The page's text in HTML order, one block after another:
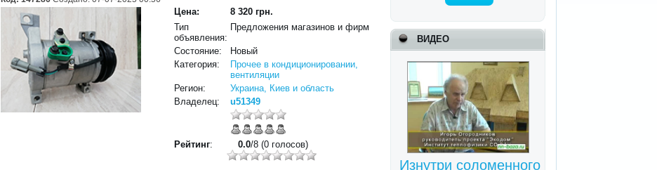
ВИДЕО
Изнутри соломенного
Цена:
8 320 грн.
Тип
объявления:
Предложения магазинов и фирм
Состояние:
Новый
Категория:
Прочее в кондиционировании,
вентиляции
Регион:
Украина, Киев и область
Владелец:
u51349
Рейтинг: 0.0/8 (0 голосов)